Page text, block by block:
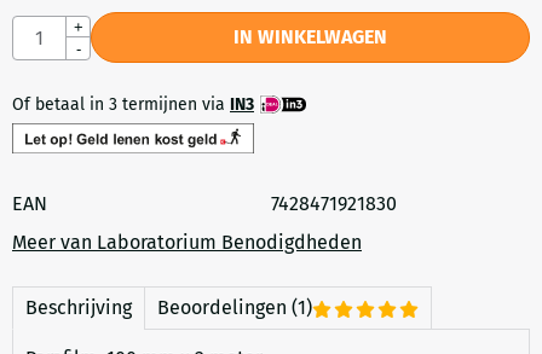
Aantal
+
-
IN WINKELWAGEN
Of betaal in 3 termijnen via IN3
EAN
7428471921830
Meer van Laboratorium Benodigdheden
Beschrijving Beoordelingen (1)